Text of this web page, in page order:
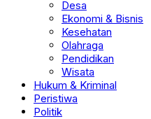
Desa
Ekonomi & Bisnis
Kesehatan
Olahraga
Pendidikan
Wisata
Hukum & Kriminal
Peristiwa
Politik